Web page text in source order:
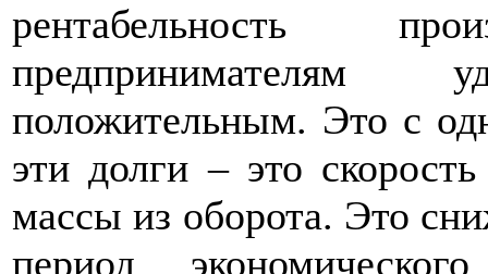
рентабельность
предпринимателям
положительным. Это с
эти долги – это
массы из оборота. Это
период